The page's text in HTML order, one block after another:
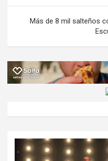
entradas
Más de 8 mil salteños